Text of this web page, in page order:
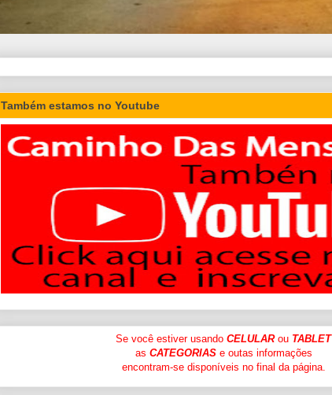
Também estamos no Youtube
Se você estiver usando CELULARou TABLET
as CATEGORIASe outas informações
encontram-se disponíveis no final da página.